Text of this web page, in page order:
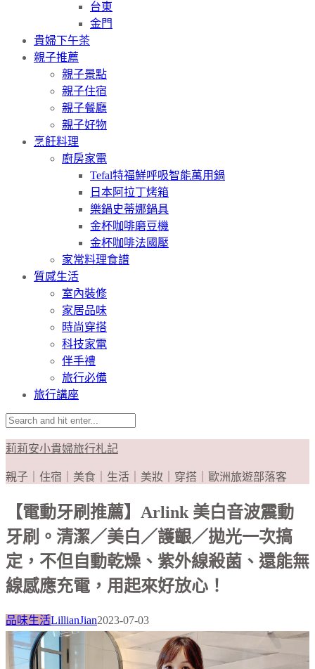
台東
金門
貴婦下午茶
親子推薦
親子景點
親子住宿
親子餐廳
親子好物
烹飪料理
廚房家電
Tefal特福鮮呼吸智能萬用鍋
日本阿拉丁烤箱
樂鍋史蒂娜鍋具
金杯咖啡磨豆機
金杯咖啡法國壓
家常料理食譜
質感生活
室內裝修
家居品味
時尚穿搭
科技家電
伴手禮
旅行必備
旅行講座
莉莉安小貴婦旅行札記
親子｜住宿｜美食｜生活｜美妝｜穿搭｜歐洲旅遊部落客
【電動牙刷推薦】Arlink 美白音波震動
牙刷。清潔／美白／護齦／拋光一次搞
定，不但自動乾燥、紫外線殺菌、還能無
線感應充電，用起來好放心！
品味生活LillianJian2023-07-03